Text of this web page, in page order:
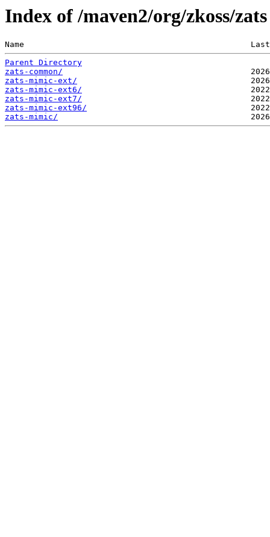
Index of /maven2/org/zkoss/zats
Name                                               Last
Parent Directory
zats-common/
zats-mimic-ext/
zats-mimic-ext6/
zats-mimic-ext7/
zats-mimic-ext96/
zats-mimic/